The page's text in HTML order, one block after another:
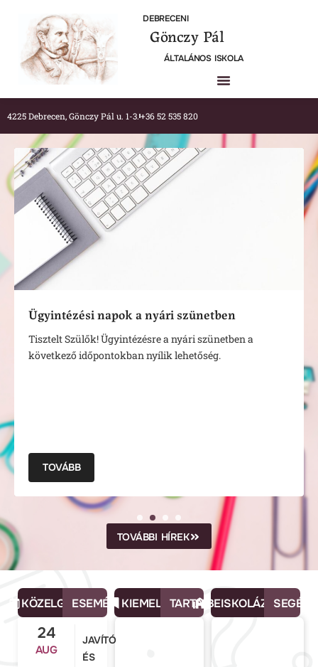
DEBRECENI
Gönczy Pál
ÁLTALÁNOS ISKOLA
4225 Debrecen, Gönczy Pál u. 1-3.+36 52 535 820
Ügyintézési napok a nyári szünetben
Tisztelt Szülők! Ügyintézésre a nyári szünetben a
következő időpontokban nyílik lehetőség.
TOVÁBB
TOVÁBBI HÍREK
KÖZELGŐESEMÉNYEK
24
AUG
JAVÍTÓ
ÉS
KIEMELT TARTALOMBEISKOLÁZÁS